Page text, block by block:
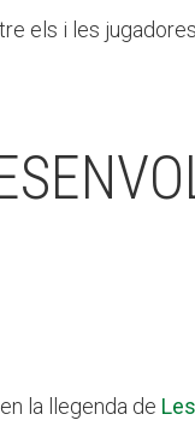
els i les jugadores.
la llegenda de